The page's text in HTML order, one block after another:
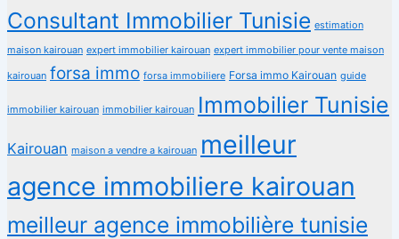
Consultant Immobilier Tunisie estimation
maison kairouan expert immobilier kairouan expert immobilier pour vente maison
kairouan forsa immo forsa immobiliere Forsa immo Kairouan guide
immobilier kairouan immobilier kairouan Immobilier Tunisie
Kairouan maison a vendre a kairouan meilleur
agence immobiliere kairouan
meilleur agence immobilière tunisie